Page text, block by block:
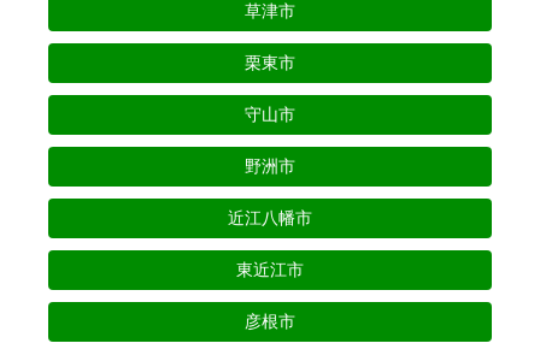
草津市
栗東市
守山市
野洲市
近江八幡市
東近江市
彦根市